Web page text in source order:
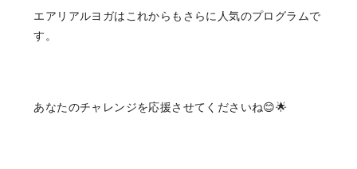
エアリアルヨガはこれからもさらに人気のプログラムで
す。
あなたのチャレンジを応援させてくださいね😊🌟